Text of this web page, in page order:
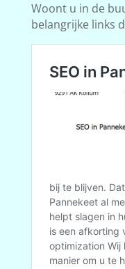
Woont u in de
belangrijke links